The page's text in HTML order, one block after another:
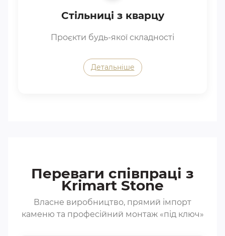
Стільниці з кварцу
Проєкти будь-якої складності
Детальніше
Переваги співпраці з
Krimart Stone
Власне виробництво, прямий імпорт
каменю та професійний монтаж «під ключ»